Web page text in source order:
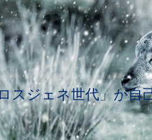
スジェネ世代」が自